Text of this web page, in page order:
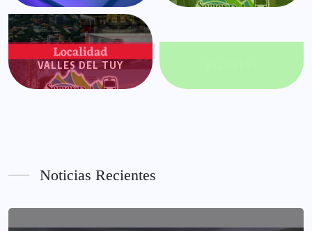
VALLES DEL TUY
Noticias Recientes